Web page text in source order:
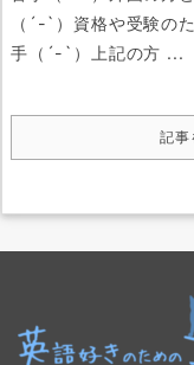
（´-`） 資格や受験の
手（´-`）
上記の方 ...
記